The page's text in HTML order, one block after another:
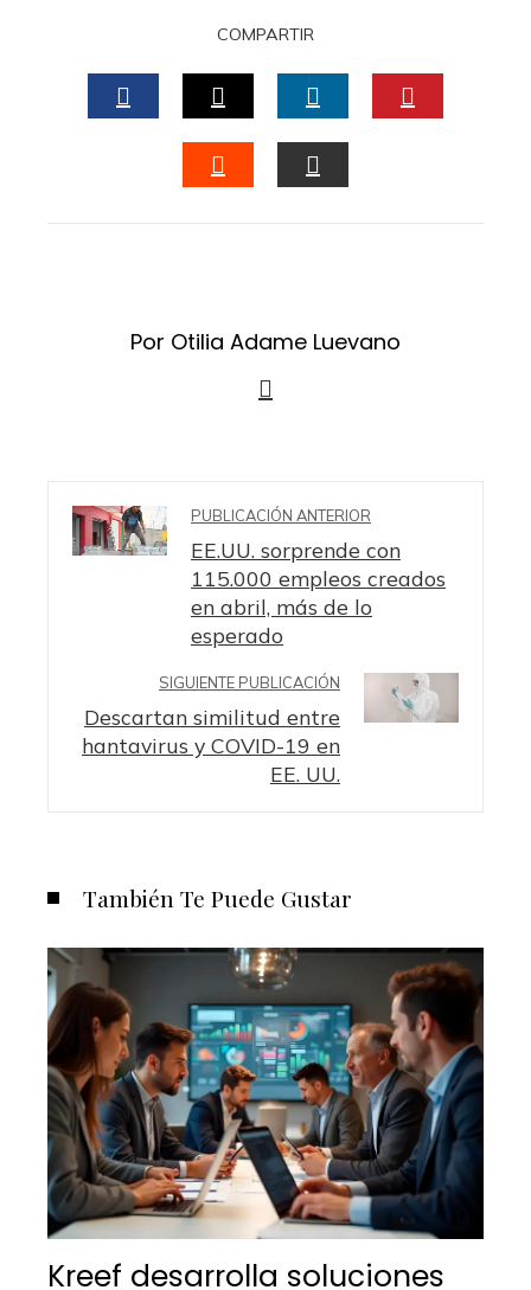
COMPARTIR
FACEBOOKTWITTERLINKEDIN
Por Otilia Adame Luevano
PUBLICACIÓN ANTERIOR
EE.UU. sorprende con
115.000 empleos creados
en abril, más de lo
esperado
SIGUIENTE PUBLICACIÓN
Descartan similitud entre
hantavirus y COVID-19 en
EE. UU.
También Te Puede Gustar
Kreef desarrolla soluciones